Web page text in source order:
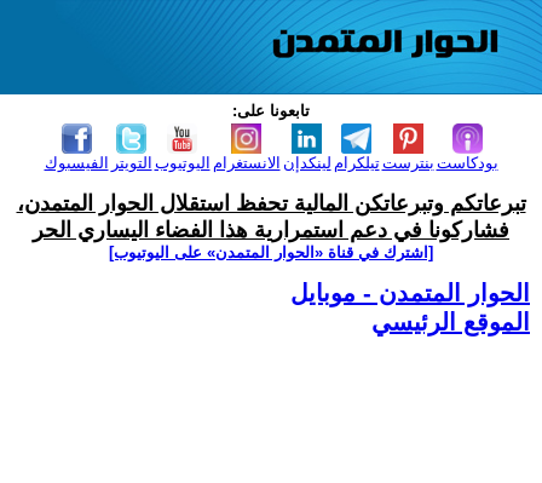
تابعونا على:
الفيسبوك التويتر اليوتيوب الانستغرام لينكدإن تيلكرامبنترست بودكاست
تبرعاتكم وتبرعاتكن المالية تحفظ استقلال الحوار المتمدن،
فشاركونا في دعم استمرارية هذا الفضاء اليساري الحر
[اشترك في قناة ‫«الحوار المتمدن» على اليوتيوب]
الحوار المتمدن - موبايل
الموقع الرئيسي